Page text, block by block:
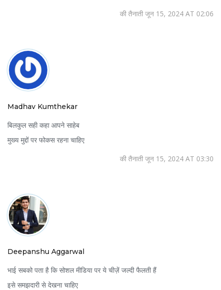
की तैनाती जून 15, 2024 AT 02:06
Madhav Kumthekar
बिलकुल सही कहा आपने साहेब
मुख्य मुद्दों पर फोकस रहना चाहिए
की तैनाती जून 15, 2024 AT 03:30
Deepanshu Aggarwal
भाई सबको पता है कि सोशल मीडिया पर ये चीज़ें जल्दी फैलती हैं
इसे समझदारी से देखना चाहिए